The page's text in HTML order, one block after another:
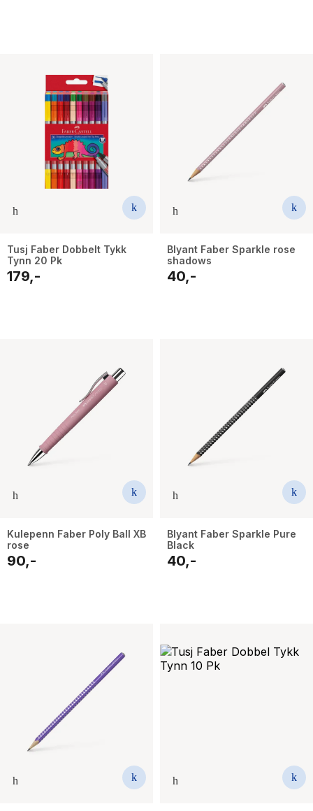
Tusj Faber Dobbelt Tykk
Tynn 20 Pk
179,-
Blyant Faber Sparkle rose
shadows
40,-
Kulepenn Faber Poly Ball XB
rose
90,-
Blyant Faber Sparkle Pure
Black
40,-